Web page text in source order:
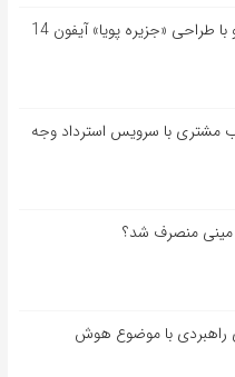
طرح‌های مفهومی آیپد پرو با طراحی «جزیره پویا» آیفون 14
مشتری با سرویس استرداد وجه
راهبردی با موضوع هوش